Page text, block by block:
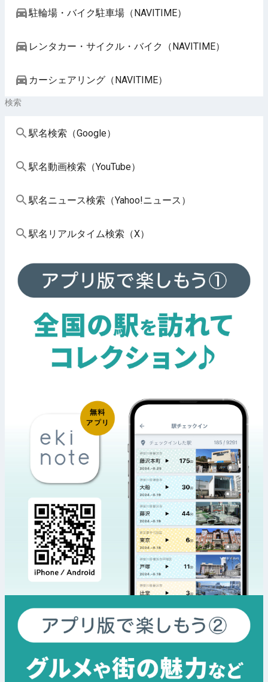
駐輪場・バイク駐車場（NAVITIME）
レンタカー・サイクル・バイク（NAVITIME）
カーシェアリング（NAVITIME）
検索
駅名検索（Google）
駅名動画検索（YouTube）
駅名ニュース検索（Yahoo!ニュース）
駅名リアルタイム検索（X）